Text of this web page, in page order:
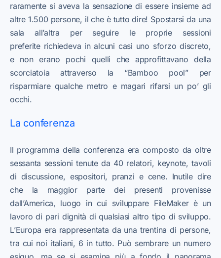
raramente si aveva la sensazione di essere insieme ad
altre 1.500 persone, il che è tutto dire! Spostarsi da una
sala all’altra per seguire le proprie sessioni
preferite richiedeva in alcuni casi uno sforzo discreto,
e non erano pochi quelli che approfittavano della
scorciatoia attraverso la “Bamboo pool” per
risparmiare qualche metro e magari rifarsi un po’ gli
occhi.
La conferenza
Il programma della conferenza era composto da oltre
sessanta sessioni tenute da 40 relatori, keynote, tavoli
di discussione, espositori, pranzi e cene. Inutile dire
che la maggior parte dei presenti provenisse
dall’America, luogo in cui sviluppare FileMaker è un
lavoro di pari dignità di qualsiasi altro tipo di sviluppo.
L’Europa era rappresentata da una trentina di persone,
tra cui noi italiani, 6 in tutto. Può sembrare un numero